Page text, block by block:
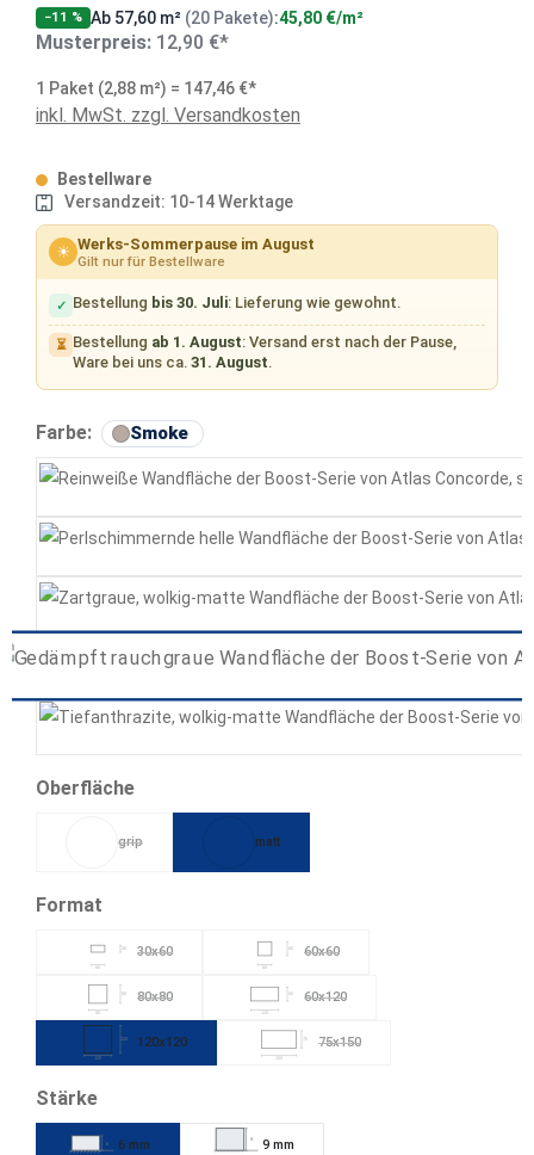
−11 % Ab 57,60 m² (20 Pakete):45,80 €/m²
Musterpreis: 12,90 €*
1 Paket (2,88 m²) = 147,46 €*
inkl. MwSt. zzgl. Versandkosten
Bestellware
Versandzeit: 10-14 Werktage
☀ Werks-Sommerpause im August
Gilt nur für Bestellware
✓ Bestellung bis 30. Juli: Lieferung wie gewohnt.
⏳ Bestellung ab 1. August: Versand erst nach der Pause,
Ware bei uns ca.31. August.
Farbe: Smoke auswählen
Oberflächeauswählen
grip matt
Format
30x60
(Diese Option ist zurzeit nicht verfügbar.)
60x60
80x80
(Diese Option ist zurzeit nicht verfügbar.)
120
60x120
120
120 120x120 75x150
Stärkeauswählen
6 6 mm 9 9 mm